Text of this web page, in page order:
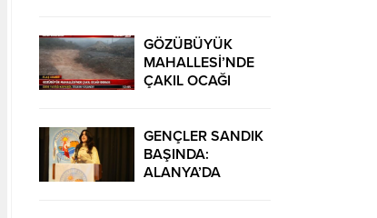
Geliyoruz”
Konuşması
GÖZÜBÜYÜK
MAHALLESİ’NDE
ÇAKIL OCAĞI
TAŞKIN YAŞANDI!
GENÇLER SANDIK
BAŞINDA:
ALANYA’DA